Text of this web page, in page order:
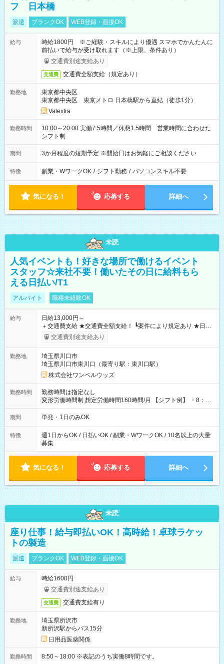
フ 日本橋
派遣 ブランクOK WEB登録・面接OK
給与
時給1800円 ※ご経験・スキルにより優遇 スマホでかんたんに
前払いで給与が受け取れます（※上限、条件あり）
交通費別途支給あり
交通費 交通費全額支給（規定あり）
勤務地
東京都中央区
東京都中央区 東京メトロ 日本橋駅から直結（徒歩1分）
Valextra
勤務時間
10:00～20:00 実働7.5時間／休憩1.5時間 営業時間に合わせた
シフト制
期間 3か月程度の短期予定 ※開始日はお気軽にご相談ください
特徴 副業・WワークOK / シフト勤務 / パソコンスキル不要
気になる！ 応募する 詳細へ
未読
人気イベントも！好きな場所で働けるイベント
スタッフ☆来社不要！働いたその日に給料もら
える日払い/T1
アルバイト 職種未経験OK
給与
日給13,000円～
＋交通費支給 ★交通費全額支給！ ┗案件により規定あり ★日払
いOK！（規定あり） ┗働いたその日に現金GET♪ お仕事後はコ
ンビニATMから 日払い分を引き落とせます！ 【試用期間】試
交通費別途支給あり
勤務地
埼玉県川口市
埼玉県川口市東川口（最寄り駅：東川口駅）
株式会社ワンベルウッズ
勤務時間
勤務時間は指定なし
変形労働時間制 想定労働時間160時間/月 【シフト例】 ・8：00
～21：00
期間 単発・1日のみOK
特徴
週1日からOK / 日払いOK / 副業・WワークOK / 10名以上の大量
募集
気になる！ 応募する 詳細へ
未読
座り仕事！給与即払いOK！高時給！卓球ラケッ
トの製造
派遣 ブランクOK WEB登録・面接OK
給与
時給1600円
交通費別途支給あり
交通費 交通費支給有り
勤務地
埼玉県所沢市
新所沢駅からバス15分
日用品医薬関係
勤務時間 8:50～18:00 ※表記のうち実働8時間です。